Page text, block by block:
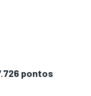
pontos